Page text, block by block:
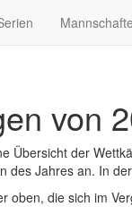
von
Übersicht der
des Jahres an. In der
oben, die sich im